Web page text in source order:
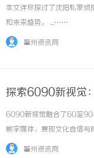
本文详尽探讨了沈阳私家
和未来趋势。 ...……
肇州资讯网
探索6090新视觉
6090新视觉融合了60至90
数字媒体，展现文化自信
肇州资讯网